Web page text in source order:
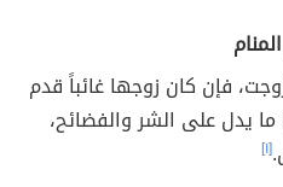
فإن كان زوجها غائباً قدم
ما يدل على الشر والفضائح،
[١]